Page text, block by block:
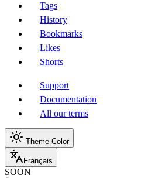
Tags
History
Bookmarks
Likes
Shorts
Support
Documentation
All our terms
Theme Color
Français
SOON